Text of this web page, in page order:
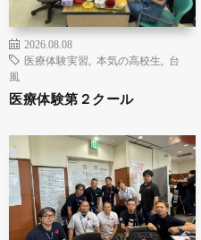
2026.08.08
医療体験実習
本気の高校生
台
風
医療体験第２クール